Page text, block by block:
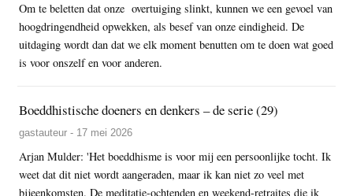
Om te beletten dat onze overtuiging slinkt, kunnen we een gevoel van
hoogdringendheid opwekken, als besef van onze eindigheid. De
uitdaging wordt dan dat we elk moment benutten om te doen wat goed
is voor onszelf en voor anderen.
Boeddhistische doeners en denkers – de serie (29)
gastauteur - 17 mei 2026
Arjan Mulder: 'Het boeddhisme is voor mij een persoonlijke tocht. Ik
weet dat dit niet wordt aangeraden, maar ik kan niet zo veel met
bijeenkomsten. De meditatie-ochtenden en weekend-retraites die ik